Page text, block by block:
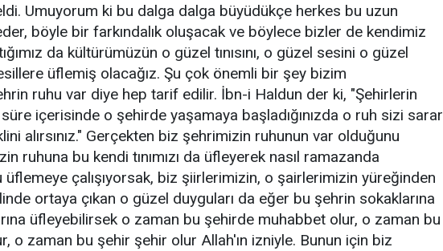
Umuyorum ki bu dalga dalga büyüdükçe herkes bu uzun
böyle bir farkındalık oluşacak ve böylece bizler de kendimiz
da kültürümüzün o güzel tınısını, o güzel sesini o güzel
üflemiş olacağız. Şu çok önemli bir şey bizim
ruhu var diye hep tarif edilir. İbn-i Haldun der ki, "Şehirlerin
içerisinde o şehirde yaşamaya başladığınızda o ruh sizi sarar
alırsınız." Gerçekten biz şehrimizin ruhunun var olduğunu
ruhuna bu kendi tınımızı da üfleyerek nasıl ramazanda
üflemeye çalışıyorsak, biz şiirlerimizin, o şairlerimizin yüreğinden
ortaya çıkan o güzel duyguları da eğer bu şehrin sokaklarına
üfleyebilirsek o zaman bu şehirde muhabbet olur, o zaman bu
o zaman bu şehir şehir olur Allah'ın izniyle. Bunun için biz